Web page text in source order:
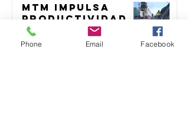
23 jul
MTM impulsa
productividad
del sector del
concreto con
transporte
Phone Email Facebook